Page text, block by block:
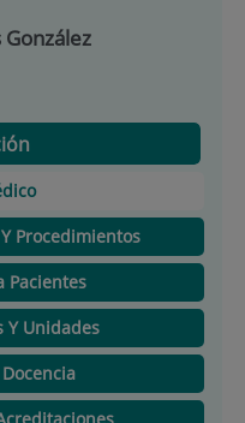
González
Procedimientos
Pacientes
Y Unidades